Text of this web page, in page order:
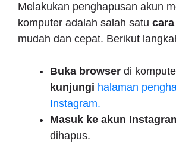
Melakukan penghapusan akun
komputer adalah salah satu cara
mudah dan cepat. Berikut
Buka browser di
kunjungi halaman
Instagram.
Masuk ke akun
dihapus.